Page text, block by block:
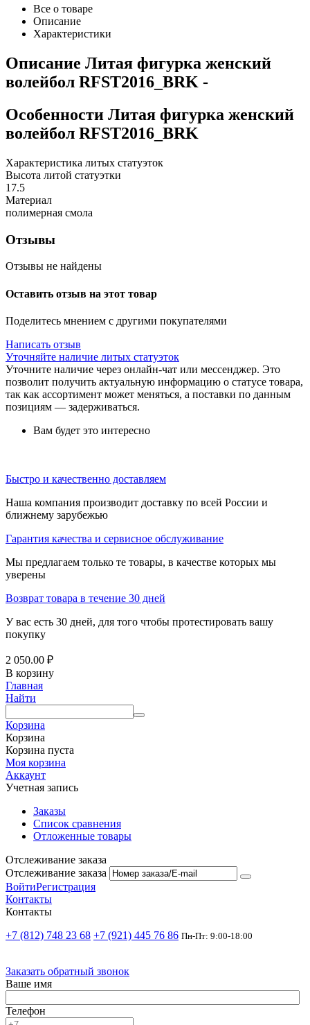
Все о товаре
Описание
Характеристики
Описание Литая фигурка женский
волейбол RFST2016_BRK -
Особенности Литая фигурка женский
волейбол RFST2016_BRK
Характеристика литых статуэток
Высота литой статуэтки
17.5
Материал
полимерная смола
Отзывы
Отзывы не найдены
Оставить отзыв на этот товар
Поделитесь мнением с другими покупателями
Написать отзыв
Уточняйте наличие литых статуэток
Уточните наличие через онлайн-чат или мессенджер. Это
позволит получить актуальную информацию о статусе товара,
так как ассортимент может меняться, а поставки по данным
позициям — задерживаться.
Вам будет это интересно
Быстро и качественно доставляем
Наша компания производит доставку по всей России и
ближнему зарубежью
Гарантия качества и сервисное обслуживание
Мы предлагаем только те товары, в качестве которых мы
уверены
Возврат товара в течение 30 дней
У вас есть 30 дней, для того чтобы протестировать вашу
покупку
2 050.00 ₽
В корзину
Главная
Найти
Корзина
Корзина
Корзина пуста
Моя корзина
Аккаунт
Учетная запись
Заказы
Список сравнения
Отложенные товары
Отслеживание заказа
Отслеживание заказа
ВойтиРегистрация
Контакты
Контакты
+7 (812) 748 23 68 +7 (921) 445 76 86 Пн-Пт: 9:00-18:00
Заказать обратный звонок
Ваше имя
Телефон